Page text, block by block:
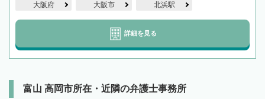
大阪府 大阪市 北浜駅
詳細を見る
富山 高岡市所在・近隣の弁護士事務所